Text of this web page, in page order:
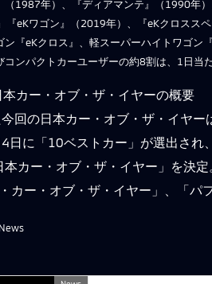
（1987年）、『ディアマンテ』（1990年
『eKワゴン』（2019年）、『eKクロスス
ン『eKクロス』、軽スーパーハイトワゴン
コンパクトカーユーザーの約8割は、1日
カー・オブ・ザ・イヤーの概要
回の日本カー・オブ・ザ・イヤ
日に「10ベストカー」が選出さ
カー・オブ・ザ・イヤー」を決
カー・オブ・ザ・イヤー」、「
News